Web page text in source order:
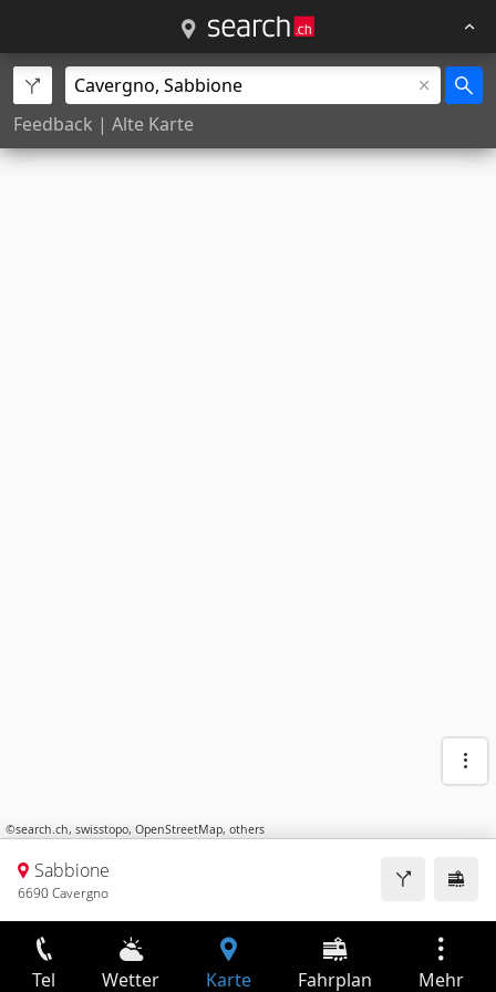
Feedback | Alte Karte
©search.ch, swisstopo, OpenStreetMap, others
Sabbione
6690 Cavergno
Tel Wetter Karte Fahrplan Mehr